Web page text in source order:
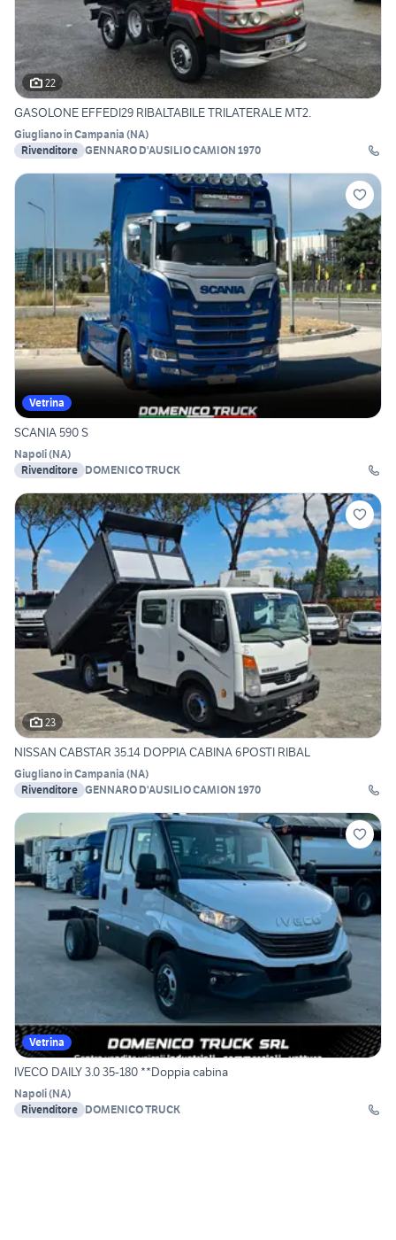
22
GASOLONE EFFEDI29 RIBALTABILE TRILATERALE MT2.
Giugliano in Campania (NA)
Rivenditore GENNARO D'AUSILIO CAMION 1970
Vetrina
SCANIA 590 S
Napoli(NA)
Rivenditore DOMENICO TRUCK
23
NISSAN CABSTAR 35.14 DOPPIA CABINA 6POSTI RIBAL
Giugliano in Campania (NA)
Rivenditore GENNARO D'AUSILIO CAMION 1970
Vetrina
IVECO DAILY 3.0 35-180 **Doppia cabina
Napoli(NA)
Rivenditore DOMENICO TRUCK